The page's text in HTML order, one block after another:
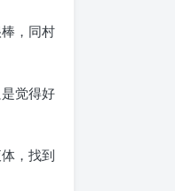
，同村
觉得好
，找到